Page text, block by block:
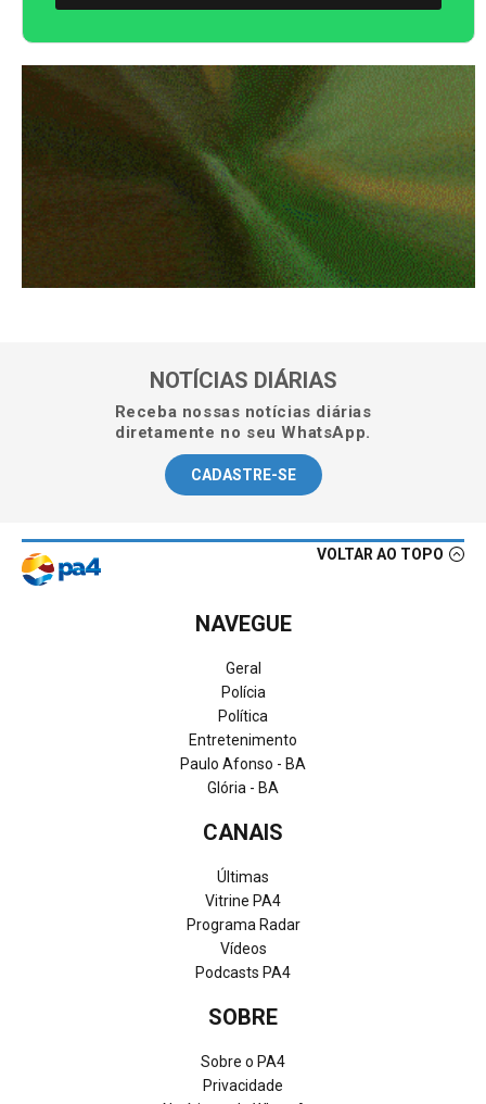
NOTÍCIAS DIÁRIAS
Receba nossas notícias diárias
diretamente no seu WhatsApp.
CADASTRE-SE
VOLTAR AO TOPO
NAVEGUE
Geral
Polícia
Política
Entretenimento
Paulo Afonso - BA
Glória - BA
CANAIS
Últimas
Vitrine PA4
Programa Radar
Vídeos
Podcasts PA4
SOBRE
Sobre o PA4
Privacidade